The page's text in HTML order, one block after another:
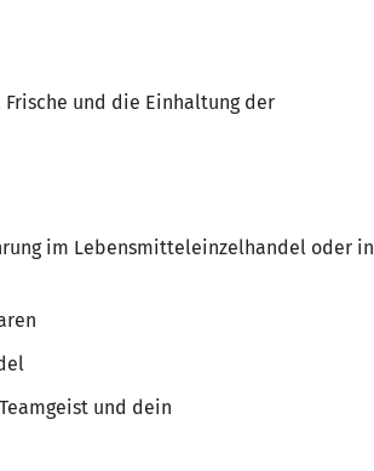
und die Einhaltung der
im Lebensmitteleinzelhandel oder in
und dein